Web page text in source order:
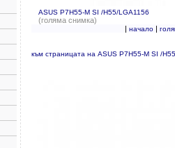
ASUS P7H55-M SI /H55/LGA1156
(голяма снимка)
|начало |
към страницата на ASUS P7H55-M SI /